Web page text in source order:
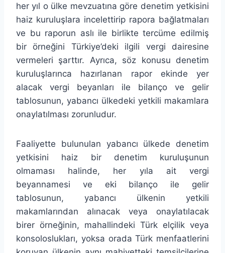
her yıl o ülke mevzuatına göre denetim yetkisini
haiz kuruluşlara incelettirip rapora bağlatmaları
ve bu raporun aslı ile birlikte tercüme edilmiş
bir örneğini Türkiye’deki ilgili vergi dairesine
vermeleri şarttır. Ayrıca, söz konusu denetim
kuruluşlarınca hazırlanan rapor ekinde yer
alacak vergi beyanları ile bilanço ve gelir
tablosunun, yabancı ülkedeki yetkili makamlara
onaylatılması zorunludur.
Faaliyette bulunulan yabancı ülkede denetim
yetkisini haiz bir denetim kuruluşunun
olmaması halinde, her yıla ait vergi
beyannamesi ve eki bilanço ile gelir
tablosunun, yabancı ülkenin yetkili
makamlarından alınacak veya onaylatılacak
birer örneğinin, mahallindeki Türk elçilik veya
konsoloslukları, yoksa orada Türk menfaatlerini